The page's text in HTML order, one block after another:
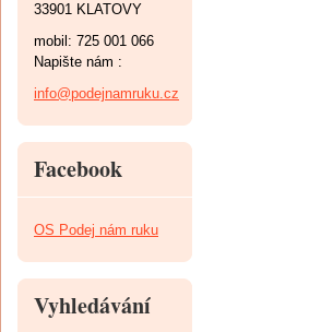
33901 KLATOVY
mobil: 725 001 066
Napište nám :
info@podejnamruku.cz
Facebook
OS Podej nám ruku
Vyhledávání